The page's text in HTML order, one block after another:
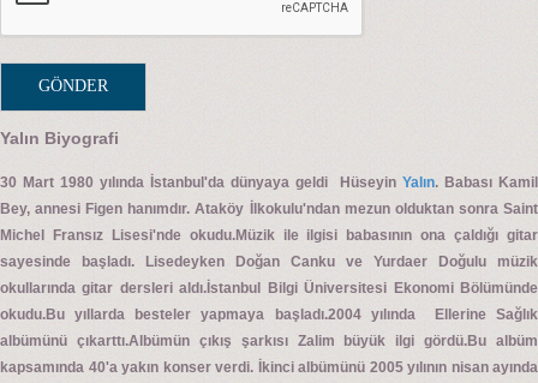
Yalın Biyografi
30 Mart 1980 yılında İstanbul'da dünyaya geldi Hüseyin Yalın. Babası Kamil
Bey, annesi Figen hanımdır. Ataköy İlkokulu'ndan mezun olduktan sonra Saint
Michel Fransız Lisesi'nde okudu.Müzik ile ilgisi babasının ona çaldığı gitar
sayesinde başladı. Lisedeyken Doğan Canku ve Yurdaer Doğulu müzik
okullarında gitar dersleri aldı.İstanbul Bilgi Üniversitesi Ekonomi Bölümünde
okudu.Bu yıllarda besteler yapmaya başladı.2004 yılında Ellerine Sağlık
albümünü çıkarttı.Albümün çıkış şarkısı Zalim büyük ilgi gördü.Bu albüm
kapsamında 40'a yakın konser verdi. İkinci albümünü 2005 yılının nisan ayında